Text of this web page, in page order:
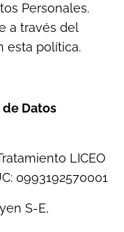
Personales.
a través del
esta política.
Datos
LICEO
0993192570001
S-E,